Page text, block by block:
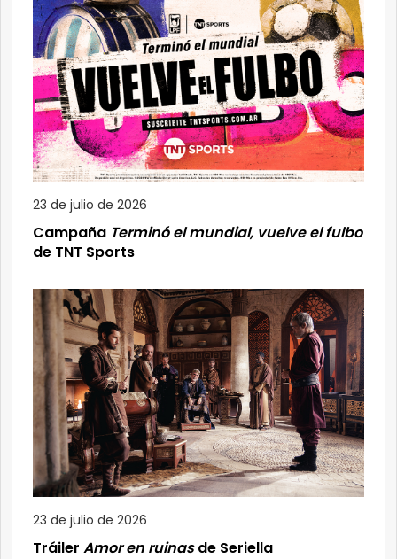
23 de julio de 2026
Campaña Terminó el mundial, vuelve el fulbo
de TNT Sports
23 de julio de 2026
Tráiler Amor en ruinasde Seriella